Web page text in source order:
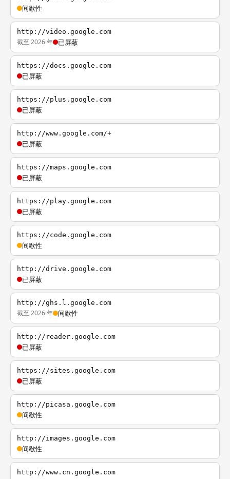
间歇性
http://video.google.com
截至 2026 年 已屏蔽
https://docs.google.com
已屏蔽
https://plus.google.com
已屏蔽
http://www.google.com/+
已屏蔽
https://maps.google.com
已屏蔽
https://play.google.com
已屏蔽
https://code.google.com
间歇性
http://drive.google.com
已屏蔽
http://ghs.l.google.com
截至 2026 年 间歇性
http://reader.google.com
已屏蔽
https://sites.google.com
已屏蔽
http://picasa.google.com
间歇性
http://images.google.com
间歇性
http://www.cn.google.com